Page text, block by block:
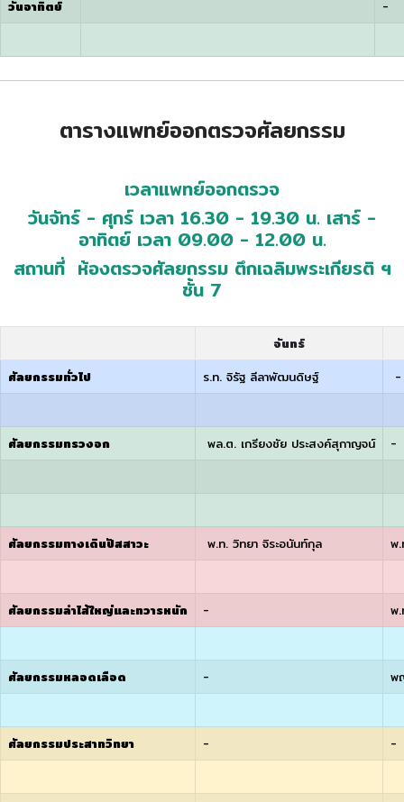
วันอาทิตย์ -
ตารางแพทย์ออกตรวจศัลยกรรม
เวลาแพทย์ออกตรวจ
วันจัทร์ - ศุกร์ เวลา 16.30 - 19.30 น. เสาร์ -
อาทิตย์ เวลา 09.00 - 12.00 น.
สถานที่ ห้องตรวจศัลยกรรม ตึกเฉลิมพระเกียรติ ฯ
ชั้น 7
จันทร์
ศัลยกรรมทั่วไป
ร.ท. จิรัฐ ลีลาพัฒนดิษฐ์ -
ศัลยกรรมทรวงอก พล.ต. เกรียงชัย ประสงค์สุกาญจน์ -
ศัลยกรรมทางเดินปัสสาวะ พ.ท. วิทยา จิระอนันท์กุล พ.
ศัลยกรรมลำไส้ใหญ่และทวารหนัก - พ.
ศัลยกรรมหลอดเลือด - พ
ศัลยกรรมประสาทวิทยา - -